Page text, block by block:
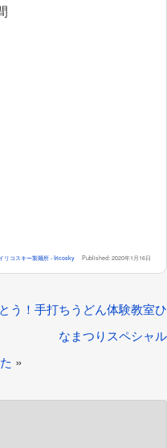
イリコスキー製麺所 - Iricosky Published:2020年1月16日
う！手打ちうどん体験教室ひ
なまつりスペシャル
»